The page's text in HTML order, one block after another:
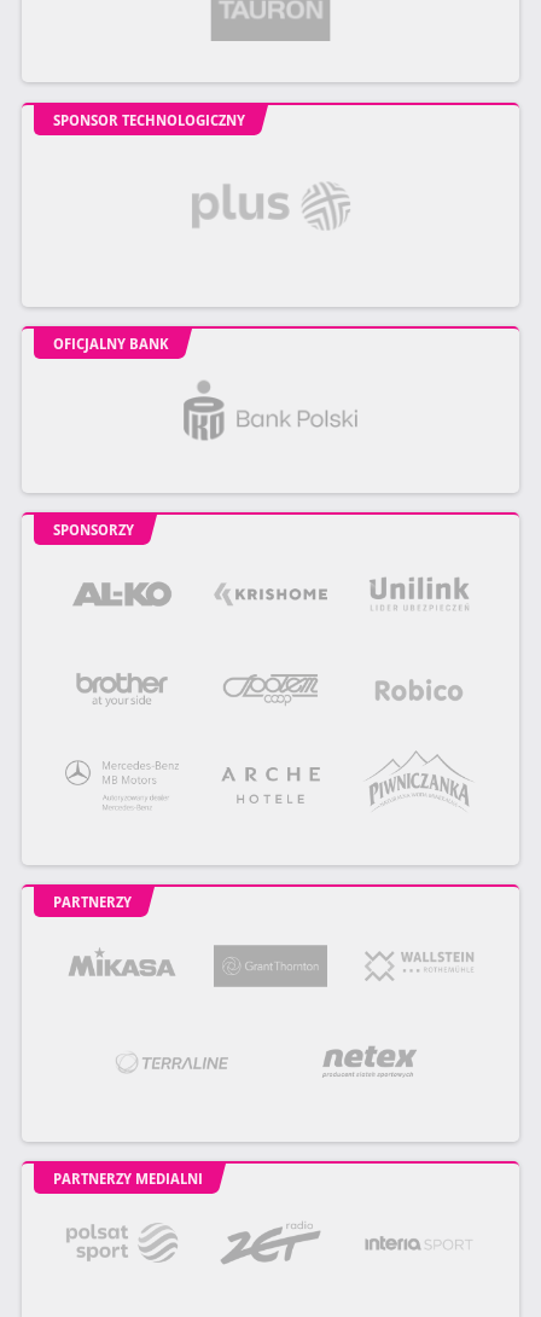
SPONSOR TECHNOLOGICZNY
OFICJALNY BANK
SPONSORZY
PARTNERZY
PARTNERZY MEDIALNI